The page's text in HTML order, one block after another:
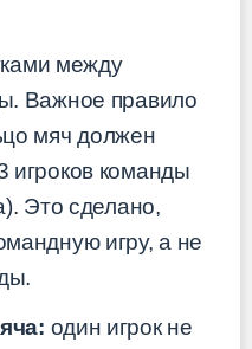
между
Важное правило
мяч должен
игроков команды
Это сделано,
игру, а не
один игрок не